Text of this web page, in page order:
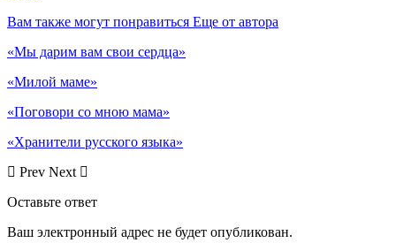
Вам также могут понравиться Еще от автора
«Мы дарим вам свои сердца»
«Милой маме»
«Поговори со мною мама»
«Хранители русского языка»
Prev Next
Оставьте ответ
Ваш электронный адрес не будет опубликован.